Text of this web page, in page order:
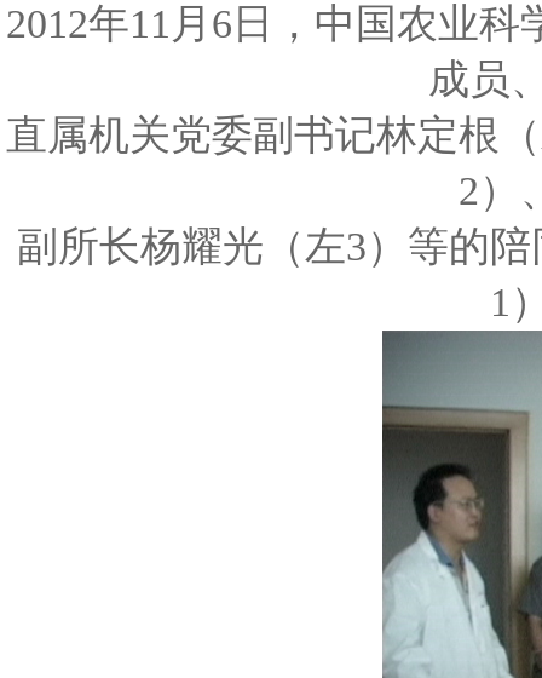
2012年11月6日，中国农业
成员
直属机关党委副书记林定根
2）
副所长杨耀光（左3）等的
1